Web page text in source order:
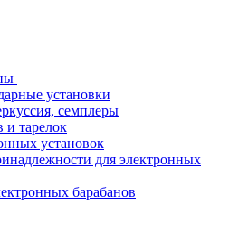
установки
семплеры
и тарелок
установок
для электронных
барабанов